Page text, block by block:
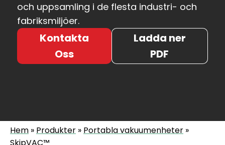
och uppsamling i de flesta industri- och
fabriksmiljöer.
Kontakta
Oss
Ladda ner
PDF
Hem » Produkter » Portabla vakuumenheter »